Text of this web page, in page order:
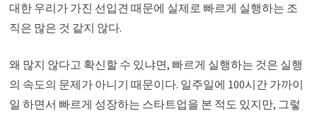
대한 우리가 가진 선입견 때문에 실제로 빠르게 실행하는 조
직은 많은 것 같지 않다.
왜 많지 않다고 확신할 수 있냐면, 빠르게 실행하는 것은 실행
의 속도의 문제가 아니기 때문이다. 일주일에 100시간 가까이
일 하면서 빠르게 성장하는 스타트업을 본 적도 있지만, 그렇